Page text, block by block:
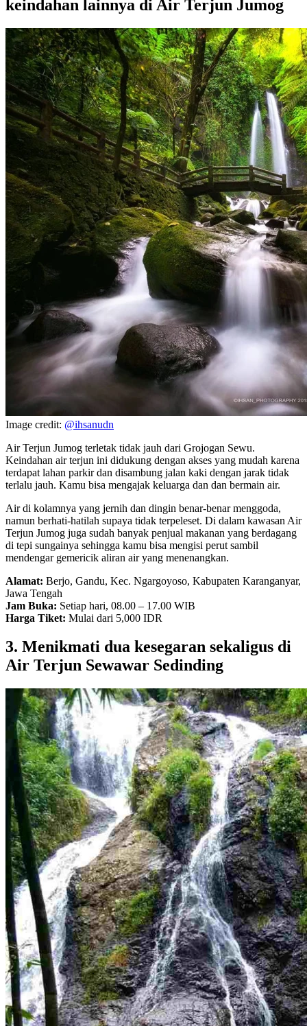
keindahan lainnya di Air Terjun Jumog
Image credit: @ihsanudn
Air Terjun Jumog terletak tidak jauh dari Grojogan Sewu.
Keindahan air terjun ini didukung dengan akses yang mudah karena
terdapat lahan parkir dan disambung jalan kaki dengan jarak tidak
terlalu jauh. Kamu bisa mengajak keluarga dan dan bermain air.
Air di kolamnya yang jernih dan dingin benar-benar menggoda,
namun berhati-hatilah supaya tidak terpeleset. Di dalam kawasan Air
Terjun Jumog juga sudah banyak penjual makanan yang berdagang
di tepi sungainya sehingga kamu bisa mengisi perut sambil
mendengar gemericik aliran air yang menenangkan.
Alamat: Berjo, Gandu, Kec. Ngargoyoso, Kabupaten Karanganyar,
Jawa Tengah
Jam Buka: Setiap hari, 08.00 – 17.00 WIB
Harga Tiket: Mulai dari 5,000 IDR
3. Menikmati dua kesegaran sekaligus di
Air Terjun Sewawar Sedinding